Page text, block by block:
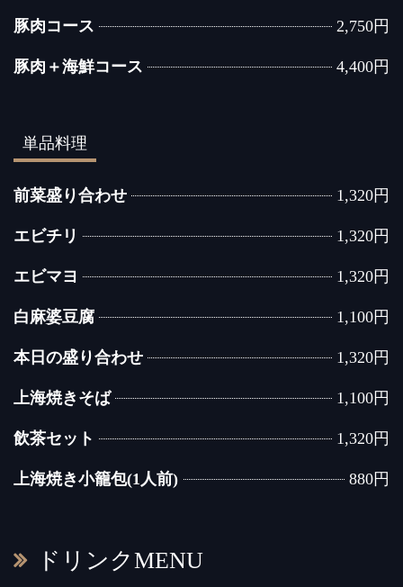
豚肉コース 2,750円
豚肉＋海鮮コース 4,400円
単品料理
前菜盛り合わせ 1,320円
エビチリ 1,320円
エビマヨ 1,320円
白麻婆豆腐 1,100円
本日の盛り合わせ 1,320円
上海焼きそば 1,100円
飲茶セット 1,320円
上海焼き小籠包(1人前) 880円
ドリンクMENU